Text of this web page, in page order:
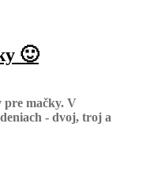
🙂
pre mačky. V
- dvoj, troj a